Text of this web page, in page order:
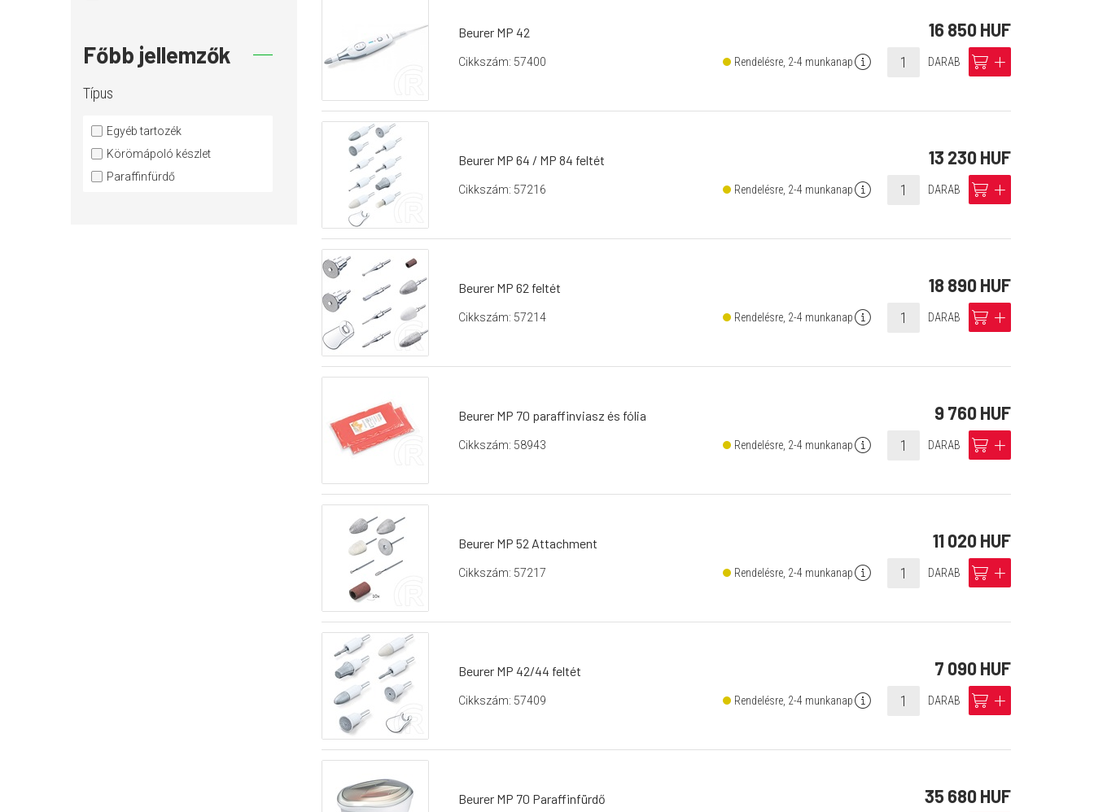
Beurer MP 42 16 850 HUF
Cikkszám: 57400 Rendelésre, 2-4 munkanapinfo DARAB cart add
Beurer MP 64 / MP 84 feltét 13 230 HUF
Cikkszám: 57216 Rendelésre, 2-4 munkanapinfo DARAB cart add
Beurer MP 62 feltét 18 890 HUF
Cikkszám: 57214 Rendelésre, 2-4 munkanapinfo DARAB cart add
Beurer MP 70 paraffinviasz és fólia 9 760 HUF
Cikkszám: 58943 Rendelésre, 2-4 munkanapinfo DARAB cart add
Beurer MP 52 Attachment 11 020 HUF
Cikkszám: 57217 Rendelésre, 2-4 munkanapinfo DARAB cart add
Beurer MP 42/44 feltét 7 090 HUF
Cikkszám: 57409 Rendelésre, 2-4 munkanapinfo DARAB cart add
Beurer MP 70 Paraffinfürdő 35 680 HUF
Főbb jellemzők
Típus
Egyéb tartozék
Körömápoló készlet
Paraffinfürdő